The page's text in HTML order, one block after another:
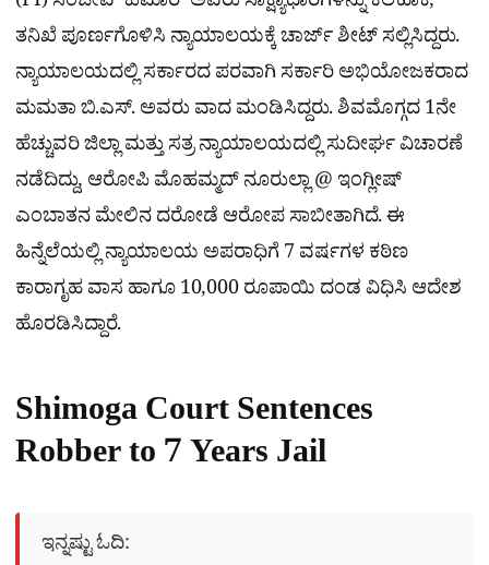
ತನಿಖೆ ಪೂರ್ಣಗೊಳಿಸಿ ನ್ಯಾಯಾಲಯಕ್ಕೆ ಚಾರ್ಜ್​ ಶೀಟ್​​ ಸಲ್ಲಿಸಿದ್ದರು.
ನ್ಯಾಯಾಲಯದಲ್ಲಿ ಸರ್ಕಾರದ ಪರವಾಗಿ ಸರ್ಕಾರಿ ಅಭಿಯೋಜಕರಾದ
ಮಮತಾ ಬಿ.ಎಸ್. ಅವರು ವಾದ ಮಂಡಿಸಿದ್ದರು. ಶಿವಮೊಗ್ಗದ 1ನೇ
ಹೆಚ್ಚುವರಿ ಜಿಲ್ಲಾ ಮತ್ತು ಸತ್ರ ನ್ಯಾಯಾಲಯದಲ್ಲಿ ಸುದೀರ್ಘ ವಿಚಾರಣೆ
ನಡೆದಿದ್ದು, ಆರೋಪಿ ಮೊಹಮ್ಮದ್ ನೂರುಲ್ಲಾ @ ಇಂಗ್ಲೀಷ್
ಎಂಬಾತನ ಮೇಲಿನ ದರೋಡೆ ಆರೋಪ ಸಾಬೀತಾಗಿದೆ. ಈ
ಹಿನ್ನೆಲೆಯಲ್ಲಿ ನ್ಯಾಯಾಲಯ ಅಪರಾಧಿಗೆ 7 ವರ್ಷಗಳ ಕಠಿಣ
ಕಾರಾಗೃಹ ವಾಸ ಹಾಗೂ 10,000 ರೂಪಾಯಿ ದಂಡ ವಿಧಿಸಿ ಆದೇಶ
ಹೊರಡಿಸಿದ್ದಾರೆ.
Shimoga Court Sentences
Robber to 7 Years Jail
ಇನ್ನಷ್ಟು ಓದಿ: